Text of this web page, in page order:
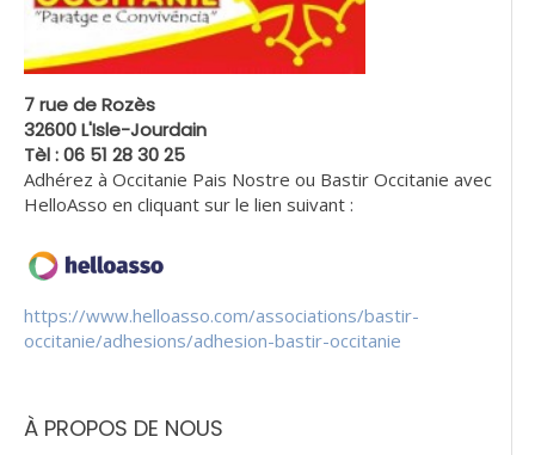
7 rue de Rozès
32600 L'Isle-Jourdain
Tèl : 06 51 28 30 25
Adhérez à Occitanie Pais Nostre ou Bastir Occitanie avec
HelloAsso en cliquant sur le lien suivant :
https://www.helloasso.com/associations/bastir-
occitanie/adhesions/adhesion-bastir-occitanie
À PROPOS DE NOUS